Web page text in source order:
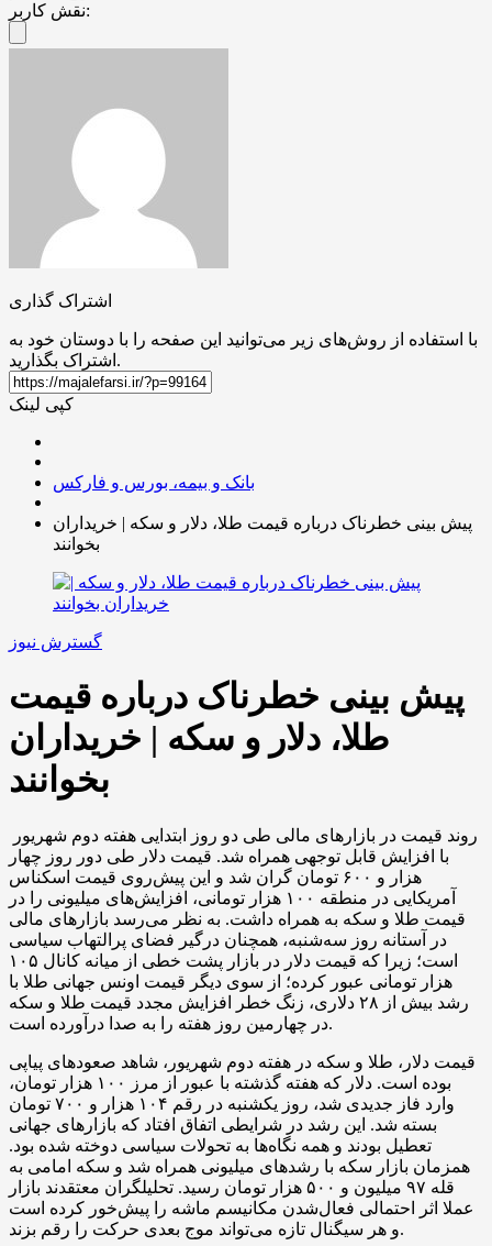
نقش کاربر:
اشتراک گذاری
با استفاده از روش‌های زیر می‌توانید این صفحه را با دوستان خود به
اشتراک بگذارید.
کپی لینک
بانک و بیمه، بورس و فارکس
پیش بینی خطرناک درباره قیمت طلا، دلار و سکه | خریداران
بخوانند
گسترش نیوز
پیش بینی خطرناک درباره قیمت
طلا، دلار و سکه | خریداران
بخوانند
با افزایش قابل توجهی همراه شد. قیمت دلار طی دور روز چهار
هزار و ۶۰۰ تومان گران شد و این پیش‌روی قیمت اسکناس
آمریکایی در منطقه ۱۰۰ هزار تومانی، افزایش‌های میلیونی را در
قیمت طلا و سکه به همراه داشت. به نظر می‌رسد بازارهای مالی
در آستانه روز سه‌شنبه، همچنان درگیر فضای پرالتهاب سیاسی‌
است؛ زیرا که قیمت دلار در بازار پشت خطی از میانه کانال ۱۰۵
هزار تومانی عبور کرده؛ از سوی دیگر قیمت اونس جهانی طلا با
رشد بیش از ۲۸ دلاری، زنگ خطر افزایش مجدد قیمت طلا و سکه
در چهارمین روز هفته را به صدا درآورده است.
قیمت دلار، طلا و سکه در هفته دوم شهریور، شاهد صعود‌های پیاپی
بوده است. دلار که هفته گذشته با عبور از مرز ۱۰۰ هزار تومان،
وارد فاز جدیدی شد، روز یکشنبه در رقم ۱۰۴ هزار و ۷۰۰ تومان
بسته شد. این رشد در شرایطی اتفاق افتاد که بازار‌های جهانی
تعطیل بودند و همه نگاه‌ها به تحولات سیاسی دوخته شده بود.
همزمان بازار سکه با رشد‌های میلیونی همراه شد و سکه امامی به
قله ۹۷ میلیون و ۵۰۰ هزار تومان رسید. تحلیلگران معتقدند بازار
عملا اثر احتمالی فعال‌شدن مکانیسم ماشه را پیش‌خور کرده است
و هر سیگنال تازه می‌تواند موج بعدی حرکت را رقم بزند.